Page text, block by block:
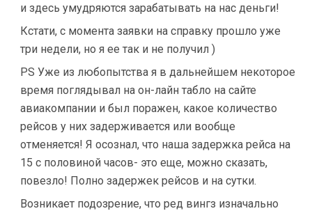
и здесь умудряются зарабатывать на нас деньги!
Кстати, с момента заявки на справку прошло уже
три недели, но я ее так и не получил )
PS Уже из любопытства я в дальнейшем некоторое
время поглядывал на он-лайн табло на сайте
авиакомпании и был поражен, какое количество
рейсов у них задерживается или вообще
отменяется! Я осознал, что наша задержка рейса на
15 с половиной часов- это еще, можно сказать,
повезло! Полно задержек рейсов и на сутки.
Возникает подозрение, что ред вингз изначально